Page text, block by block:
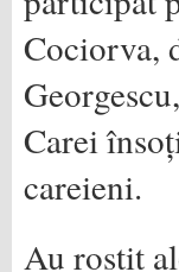
Cociorva,
Carei
careieni.
Au rostit